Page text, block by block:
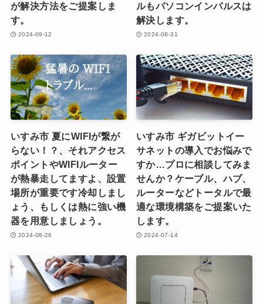
が解決方法をご提案しま
す。
2024-09-12
ルもパソコンインパルスは
解決します。
2024-08-31
いすみ市 夏にWIFIが繋が
らない！？、それアクセス
ポイントやWIFIルーター
が熱暴走してますよ、設置
場所が重要です冷却しまし
ょう、もしくは熱に強い機
器を用意しましょう。
2024-08-26
いすみ市 ギガビットイー
サネットの導入でお悩みで
すか…プロに相談してみま
せんか？ケーブル、ハブ、
ルーターなどトータルで最
適な環境構築をご提案いた
します。
2024-07-14